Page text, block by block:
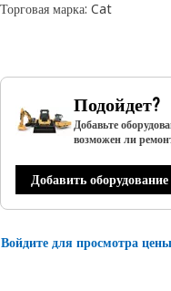
Торговая марка: Cat
Подойдет?
Добавьте
возможен ли
Добавить оборудование
Войдите для просмотра